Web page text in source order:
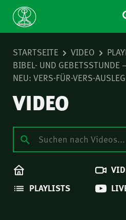
STARTSEITE VIDEO
BIBEL- UND GEBETSSTUNDE
NEU: VERS-FÜR-VERS-
VIDEO
PLAYLISTS